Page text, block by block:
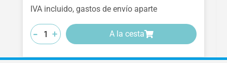
IVA incluido, gastos de envío aparte
-
-
- +
+
+ A la cesta